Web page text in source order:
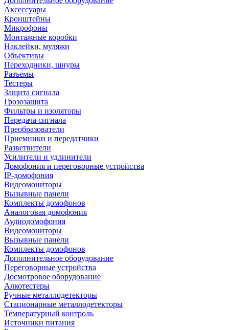
Аксессуары
Кронштейны
Микрофоны
Монтажные коробки
Наклейки, муляжи
Объективы
Переходники, шнуры
Разъемы
Тестеры
Защита сигнала
Грозозащита
Фильтры и изоляторы
Передача сигнала
Преобразователи
Приемники и передатчики
Разветвители
Усилители и удлинители
Домофония и переговорные устройства
IP-домофония
Видеомониторы
Вызывные панели
Комплекты домофонов
Аналоговая домофония
Аудиодомофония
Видеомониторы
Вызывные панели
Комплекты домофонов
Дополнительное оборудование
Переговорные устройства
Досмотровое оборудование
Алкотестеры
Ручные металлодетекторы
Стационарные металлодетекторы
Температурный контроль
Источники питания